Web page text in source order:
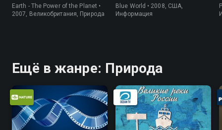
Earth - The Power of the Planet •
2007, Великобритания, Природа
Blue World • 2008, США,
Информация
Ещё в жанре: Природа